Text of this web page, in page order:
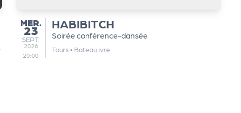
MERCREDI
MER.
23
SEPTEMBRE
SEPT.
2026
20:00
HABIBITCH
Soirée conférence-dansée
Tours • Bateau ivre